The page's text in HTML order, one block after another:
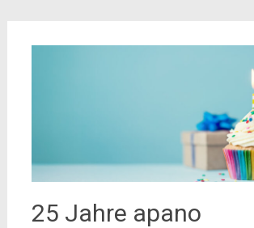
25 Jahre apano